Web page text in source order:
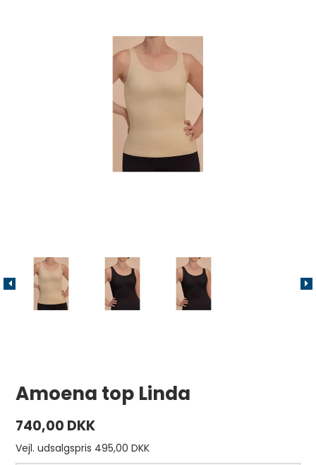
Amoena top Linda
740,00 DKK
Vejl. udsalgspris 495,00 DKK